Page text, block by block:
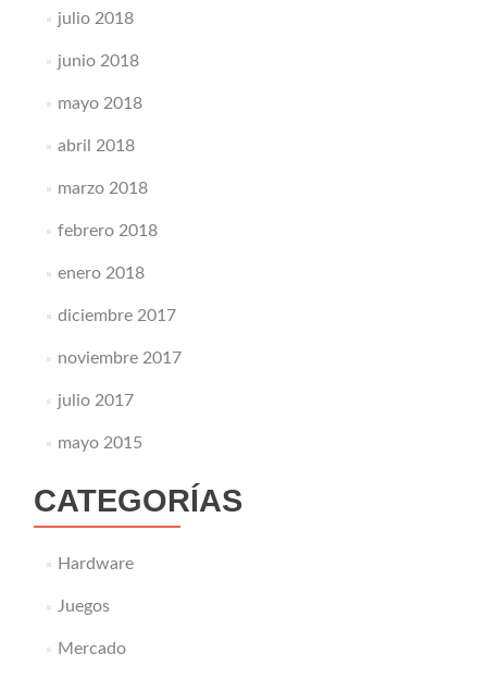
julio 2018
junio 2018
mayo 2018
abril 2018
marzo 2018
febrero 2018
enero 2018
diciembre 2017
noviembre 2017
julio 2017
mayo 2015
CATEGORÍAS
Hardware
Juegos
Mercado